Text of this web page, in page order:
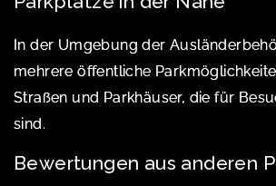
In der Umgebung der
mehrere öffentliche
Straßen und Parkhäuser, die für
sind.
Bewertungen aus anderen